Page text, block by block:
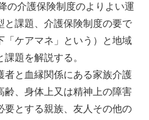
の介護保険制度のよりよい運
と課題、介護保険制度の要で
「ケアマネ」という）と地域
題を解説する。
者と血縁関係にある家族介護
齢、身体上又は精神上の障害
要とする親族、友人その他の